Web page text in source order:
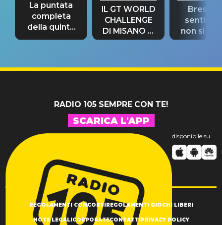
La puntata
completa
della quinta
tappa
IL GT WORLD
CHALLENGE
DI MISANO si
riconferma
Bresh:
non si
fino alla
RADIO 105 SEMPRE CON TE!
SCARICA L'APP
disponibile su
REGOLAMENTI CONCORSI REGOLAMENTI GIOCHI LIBERI
NOTE LEGALI CORPORATECONTATTI PRIVACY POLICY